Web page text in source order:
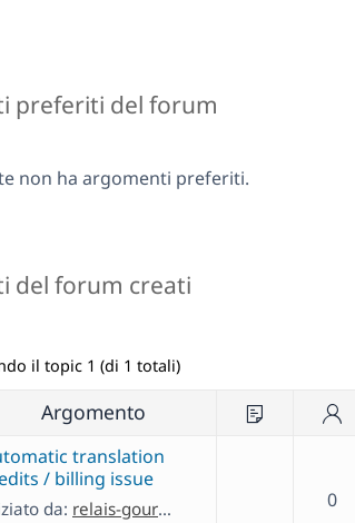
preferiti del forum
non ha argomenti preferiti.
del forum creati
il topic 1 (di 1 totali)
Argomento
translation
/ billing issue
da: relais-gourmetP
0